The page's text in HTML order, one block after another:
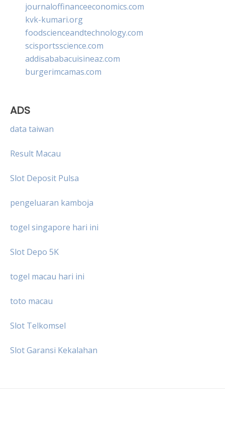
journaloffinanceeconomics.com
kvk-kumari.org
foodscienceandtechnology.com
scisportsscience.com
addisababacuisineaz.com
burgerimcamas.com
ADS
data taiwan
Result Macau
Slot Deposit Pulsa
pengeluaran kamboja
togel singapore hari ini
Slot Depo 5K
togel macau hari ini
toto macau
Slot Telkomsel
Slot Garansi Kekalahan